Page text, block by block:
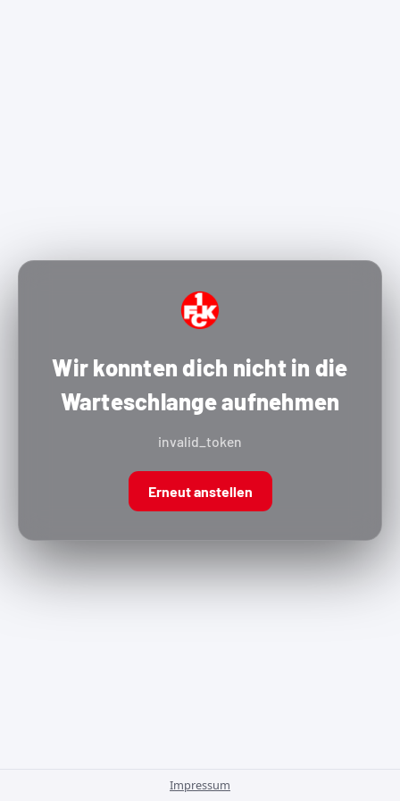
Wir konnten dich nicht in die
Warteschlange aufnehmen
invalid_token
Erneut anstellen
Impressum